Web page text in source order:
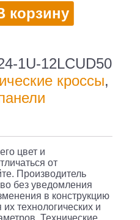
корзину
1U-12LCUD50
кроссы,
цвет и
от
Производитель
без уведомления
в конструкцию
технологических и